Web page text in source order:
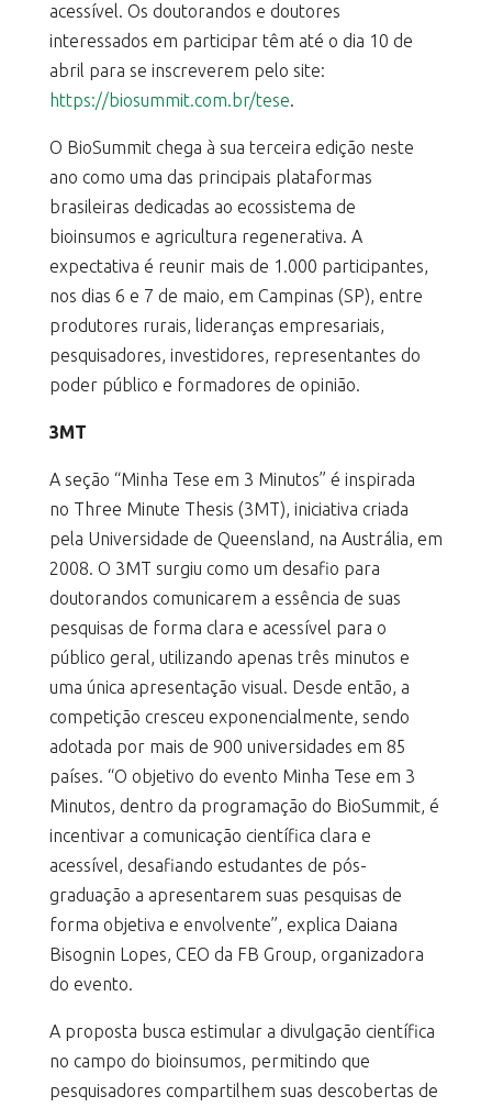
acessível. Os doutorandos e doutores
interessados em participar têm até o dia 10 de
abril para se inscreverem pelo site:
https://biosummit.com.br/tese.
O BioSummit chega à sua terceira edição neste
ano como uma das principais plataformas
brasileiras dedicadas ao ecossistema de
bioinsumos e agricultura regenerativa. A
expectativa é reunir mais de 1.000 participantes,
nos dias 6 e 7 de maio, em Campinas (SP), entre
produtores rurais, lideranças empresariais,
pesquisadores, investidores, representantes do
poder público e formadores de opinião.
3MT
A seção “Minha Tese em 3 Minutos” é inspirada
no Three Minute Thesis (3MT), iniciativa criada
pela Universidade de Queensland, na Austrália, em
2008. O 3MT surgiu como um desafio para
doutorandos comunicarem a essência de suas
pesquisas de forma clara e acessível para o
público geral, utilizando apenas três minutos e
uma única apresentação visual. Desde então, a
competição cresceu exponencialmente, sendo
adotada por mais de 900 universidades em 85
países. “O objetivo do evento Minha Tese em 3
Minutos, dentro da programação do BioSummit, é
incentivar a comunicação científica clara e
acessível, desafiando estudantes de pós-
graduação a apresentarem suas pesquisas de
forma objetiva e envolvente”, explica Daiana
Bisognin Lopes, CEO da FB Group, organizadora
do evento.
A proposta busca estimular a divulgação científica
no campo do bioinsumos, permitindo que
pesquisadores compartilhem suas descobertas de